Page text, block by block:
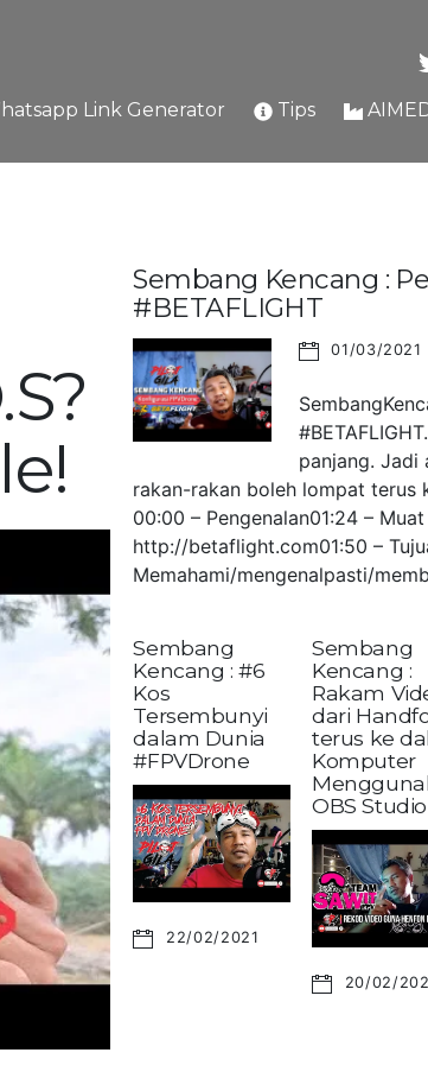
Link Generator Tips
Sembang Kencang :
#BETAFLIGHT
01/03/2021
panjang. Jadi
rakan-rakan boleh lompat terus
00:00 – Pengenalan01:24 –
http://betaflight.com01:50 –
Memahami/mengenalpasti/
Sembang
Kencang : #6
Kos
Tersembunyi
dalam Dunia
#FPVDrone
22/02/2021
Sembang
Kencang :
Rakam
dari
terus ke
Komputer
OBS Studio
20/02/